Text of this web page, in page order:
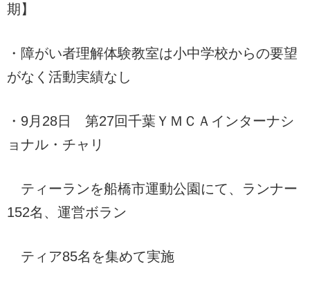
期】
・障がい者理解体験教室は小中学校からの要望
がなく活動実績なし
・9月28日 第27回千葉ＹＭＣＡインターナシ
ョナル・チャリ
ティーランを船橋市運動公園にて、ランナー
152名、運営ボラン
ティア85名を集めて実施